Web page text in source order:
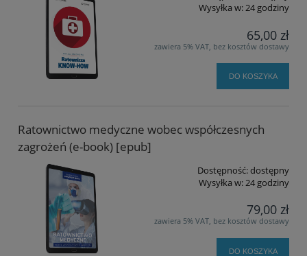
Wysyłka w:24 godziny
65,00 zł
zawiera 5% VAT, bez kosztów dostawy
DO KOSZYKA
Ratownictwo medyczne wobec współczesnych
zagrożeń (e-book) [epub]
Dostępność:dostępny
Wysyłka w:24 godziny
79,00 zł
zawiera 5% VAT, bez kosztów dostawy
DO KOSZYKA